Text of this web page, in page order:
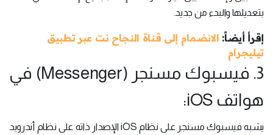
بتعديلها والبدء من جديد.
إقرأ أيضاً: الانضمام إلى قناة النجاح نت عبر تطبيق
تيليجرام
3. فيسبوك مسنجر (Messenger) في
هواتف iOS:
يشبه فيسبوك مسنجر على نظام iOS الإصدار ذاته على نظام أندرويد